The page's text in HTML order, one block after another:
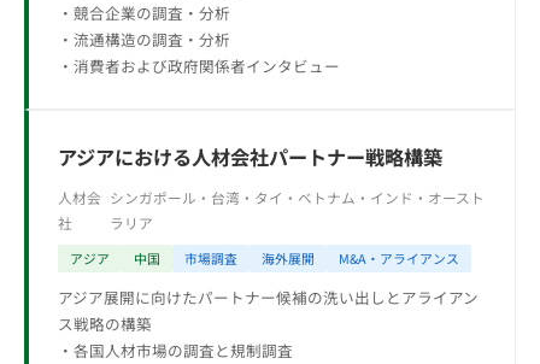
・競合企業の調査・分析
・流通構造の調査・分析
・消費者および政府関係者インタビュー
アジアにおける人材会社パートナー戦略構築
人材会
社
シンガポール・台湾・タイ・ベトナム・インド・オースト
ラリア
アジア 中国 市場調査 海外展開 M&A・アライアンス
アジア展開に向けたパートナー候補の洗い出しとアライアン
ス戦略の構築
・各国人材市場の調査と規制調査